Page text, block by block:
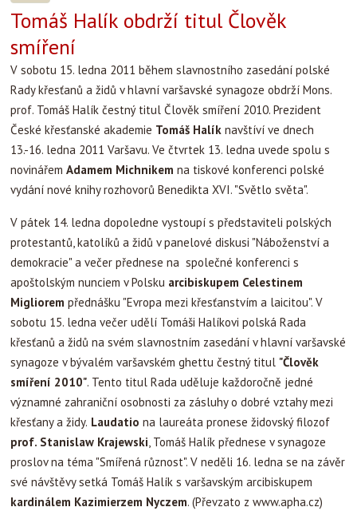
Tomáš Halík obdrží titul Člověk
smíření
V sobotu 15. ledna 2011 během slavnostního zasedání polské
Rady křesťanů a židů v hlavní varšavské synagoze obdrží Mons.
prof. Tomáš Halík čestný titul Člověk smíření 2010. Prezident
České křesťanské akademie Tomáš Halík navštíví ve dnech
13.-16. ledna 2011 Varšavu. Ve čtvrtek 13. ledna uvede spolu s
novinářem Adamem Michnikem na tiskové konferenci polské
vydání nové knihy rozhovorů Benedikta XVI. "Světlo světa".
V pátek 14. ledna dopoledne vystoupí s představiteli polských
protestantů, katolíků a židů v panelové diskusi "Náboženství a
demokracie" a večer přednese na společné konferenci s
apoštolským nunciem v Polsku arcibiskupem Celestinem
Migliorem přednášku "Evropa mezi křesťanstvím a laicitou". V
sobotu 15. ledna večer udělí Tomáši Halíkovi polská Rada
křesťanů a židů na svém slavnostním zasedání v hlavní varšavské
synagoze v bývalém varšavském ghettu čestný titul "Člověk
smíření 2010". Tento titul Rada uděluje každoročně jedné
významné zahraniční osobnosti za zásluhy o dobré vztahy mezi
křesťany a židy. Laudatio na laureáta pronese židovský filozof
prof. Stanislaw Krajewski, Tomáš Halík přednese v synagoze
proslov na téma "Smířená různost". V neděli 16. ledna se na závěr
své návštěvy setká Tomáš Halík s varšavským arcibiskupem
kardinálem Kazimierzem Nyczem. (Převzato z www.apha.cz)